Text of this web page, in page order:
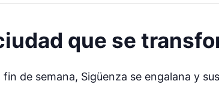
que se
de semana, Sigüenza se engalana y